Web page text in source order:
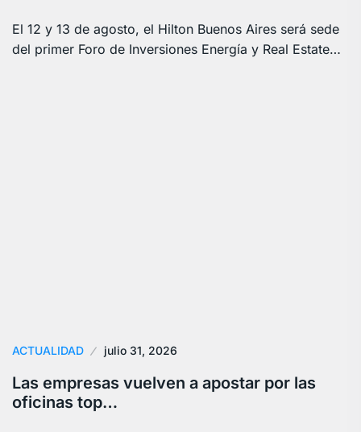
El 12 y 13 de agosto, el Hilton Buenos Aires será sede
del primer Foro de Inversiones Energía y Real Estate…
ACTUALIDAD julio 31, 2026
Las empresas vuelven a apostar por las
oficinas top…